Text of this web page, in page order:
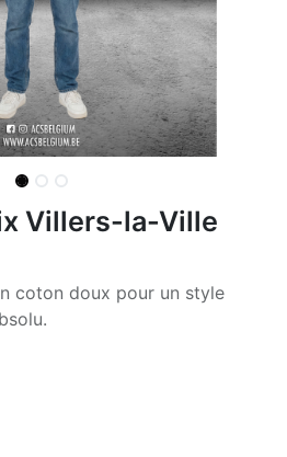
Villers-la-Ville
coton doux pour un style